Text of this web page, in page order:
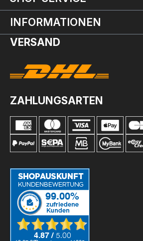
INFORMATIONEN
VERSAND
ZAHLUNGSARTEN